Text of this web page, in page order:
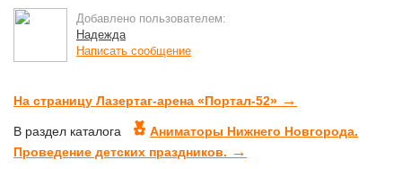
Добавлено пользователем:
Надежда
Написать сообщение
На страницу Лазертаг-арена «Портал-52» →
В раздел каталога
Аниматоры Нижнего Новгорода.
Проведение детских праздников. →